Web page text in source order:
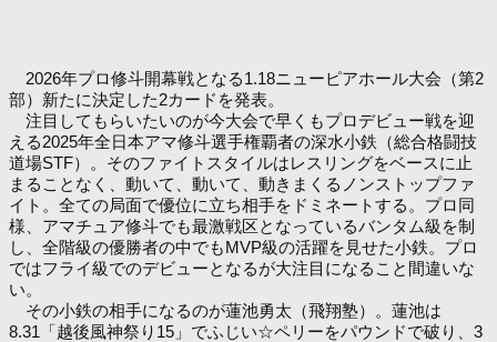
2026年プロ修斗開幕戦となる1.18ニューピアホール大会（第2
部）新たに決定した2カードを発表。
注目してもらいたいのが今大会で早くもプロデビュー戦を迎
える2025年全日本アマ修斗選手権覇者の深水小鉄（総合格闘技
道場STF）。そのファイトスタイルはレスリングをベースに止
まることなく、動いて、動いて、動きまくるノンストップファ
イト。全ての局面で優位に立ち相手をドミネートする。プロ同
様、アマチュア修斗でも最激戦区となっているバンタム級を制
し、全階級の優勝者の中でもMVP級の活躍を見せた小鉄。プロ
ではフライ級でのデビューとなるが大注目になること間違いな
い。
その小鉄の相手になるのが蓮池勇太（飛翔塾）。蓮池は
8.31「越後風神祭り15」でふじい☆ペリーをパウンドで破り、3